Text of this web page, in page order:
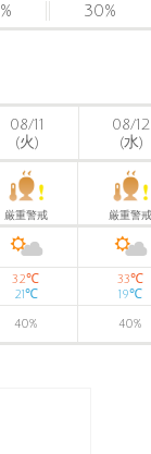
% 30%
08/11
(火)
08/12
(水)
厳重警戒 厳重警戒
32℃
21℃
33℃
19℃
40% 40%